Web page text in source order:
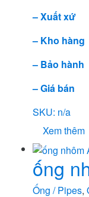
– Xuất
– Kho
– Bảo
– Giá bán
SKU: n/a
Xem thêm
ống
Ống / Pipes,